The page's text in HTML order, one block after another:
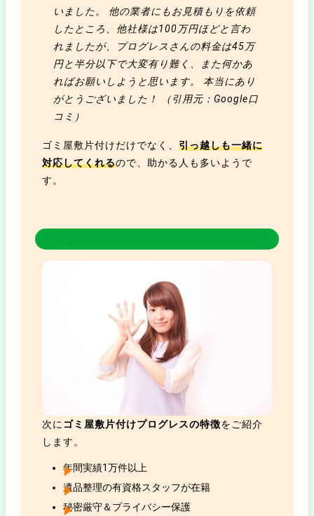
いました。 他の業者にもお見積もりを依頼
したところ、他社様は100万円ほどと言わ
れましたが、プログレスさんの料金は45万
円と半分以下で大変有り難く、また何かあ
ればお願いしようと思います。 本当にあり
がとうございました！ （引用元：Google口
コミ）
ゴミ屋敷片付けだけでなく、引っ越しも一緒に
対応してくれるので、助かる人も多いようで
す。
ゴミ屋敷プログレスの特徴6つ！
次に ゴミ屋敷片付けプログレスの特徴をご紹介
します。
年間実績1万件以上
遺品整理の有資格スタッフが在籍
秘密厳守＆プライバシー保護